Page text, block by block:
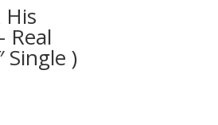
Real
Single )